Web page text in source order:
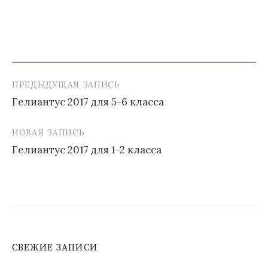
Навигация
по
записям
ПРЕДЫДУЩАЯ ЗАПИСЬ
Гелиантус 2017 для 5-6 класса
НОВАЯ ЗАПИСЬ
Гелиантус 2017 для 1-2 класса
СВЕЖИЕ ЗАПИСИ